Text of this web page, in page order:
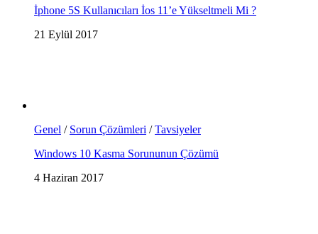
İphone 5S Kullanıcıları İos 11’e Yükseltmeli Mi ?
21 Eylül 2017
Genel / Sorun Çözümleri /Tavsiyeler
Windows 10 Kasma Sorununun Çözümü
4 Haziran 2017